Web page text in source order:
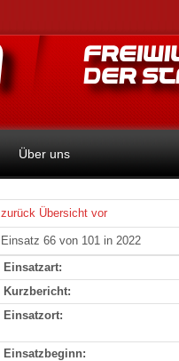
Über uns
zurück Übersicht vor
Einsatz 66 von 101 in 2022
Einsatzart:
Kurzbericht:
Einsatzort:
Einsatzbeginn: